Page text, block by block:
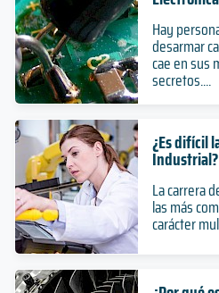
Hay
desarmar
cae en sus
secretos....
¿Es difícil
Industrial?
La carrera
las más
carácter